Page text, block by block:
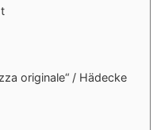
originale“ / Hädecke